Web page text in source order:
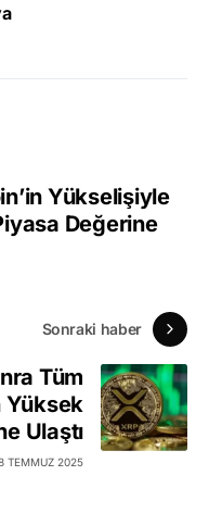
Yükselişiyle
Değerine
Sonraki haber
Tüm
Yüksek
Ulaştı
TEMMUZ 2025